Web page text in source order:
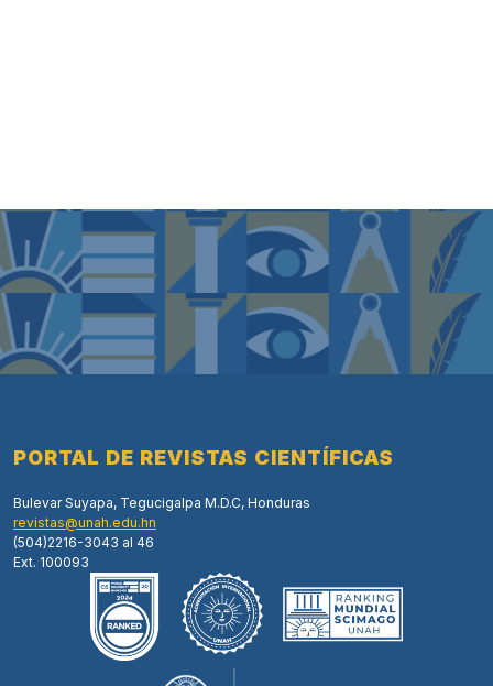
PORTAL DE REVISTAS CIENTÍFICAS
Bulevar Suyapa, Tegucigalpa M.D.C, Honduras
revistas@unah.edu.hn
(504)2216-3043 al 46
Ext. 100093